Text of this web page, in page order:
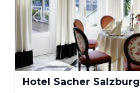
Hotel Sacher Salzburg